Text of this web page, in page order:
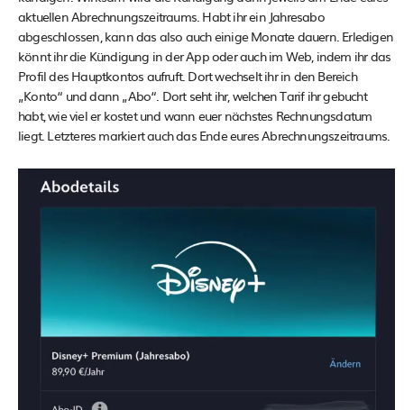
aktuellen Abrechnungszeitraums. Habt ihr ein Jahresabo
abgeschlossen, kann das also auch einige Monate dauern. Erledigen
könnt ihr die Kündigung in der App oder auch im Web, indem ihr das
Profil des Hauptkontos aufruft. Dort wechselt ihr in den Bereich
„Konto“ und dann „Abo“. Dort seht ihr, welchen Tarif ihr gebucht
habt, wie viel er kostet und wann euer nächstes Rechnungsdatum
liegt. Letzteres markiert auch das Ende eures Abrechnungszeitraums.